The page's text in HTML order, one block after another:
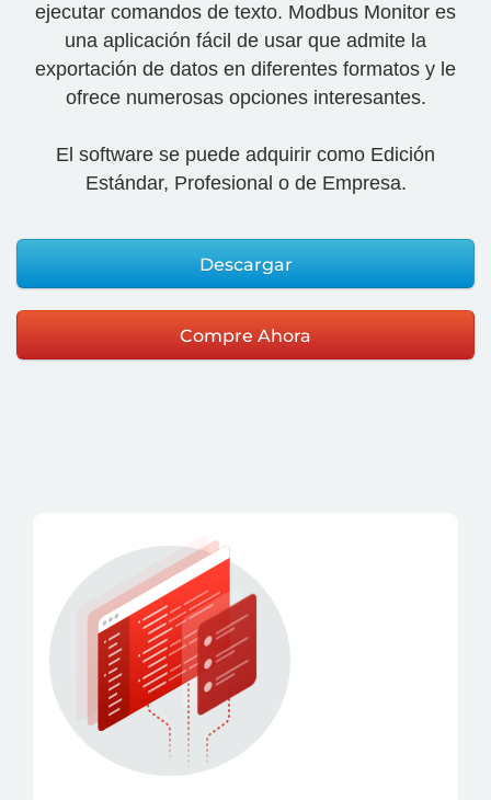
ejecutar comandos de texto. Modbus Monitor es
una aplicación fácil de usar que admite la
exportación de datos en diferentes formatos y le
ofrece numerosas opciones interesantes.
El software se puede adquirir como Edición
Estándar, Profesional o de Empresa.
Descargar
Compre Ahora